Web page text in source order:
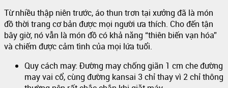
Từ nhiều thập niên trước, áo thun trơn tại xưởng đã là món
đồ thời trang cơ bản được mọi người ưa thích. Cho đến tận
bây giờ, nó vẫn là món đồ có khả năng “thiên biến vạn hóa”
và chiếm được cảm tình của mọi lứa tuổi.
Quy cách may: Đường may chống giãn 1 cm che đường
may vai cổ, cùng đường kansai 3 chỉ thay vì 2 chỉ thông